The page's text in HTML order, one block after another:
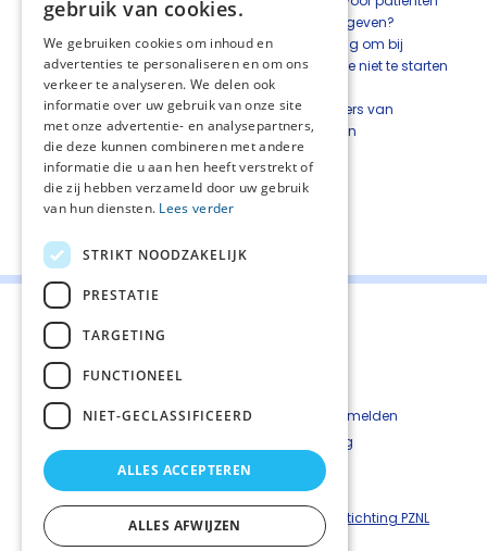
met eindstadium nierfalen worden vormgegeven?
Hoe is de gang van zaken rond de beslissing om bij
patiënten met eindstadium nierfalen dialyse niet te starten
of om dialyse te staken?
Hoe kan de ondersteuning van mantelzorgers van
patiënten met eindstadium nierfalen worden
vormgegeven?
Deel deze pagina:
Contact
Kwetsbaarheid melden
Privacyverkaring
Disclaimer
Richtlijnen palliatieve zorg is een uitgave van © Stichting PZNL
gebruik van cookies.
We gebruiken cookies om inhoud en
advertenties te personaliseren en om ons
verkeer te analyseren. We delen ook
informatie over uw gebruik van onze site
met onze advertentie- en analysepartners,
die deze kunnen combineren met andere
informatie die u aan hen heeft verstrekt of
die zij hebben verzameld door uw gebruik
van hun diensten. Lees verder
STRIKT NOODZAKELIJK
PRESTATIE
TARGETING
FUNCTIONEEL
NIET-GECLASSIFICEERD
ALLES ACCEPTEREN
ALLES AFWIJZEN